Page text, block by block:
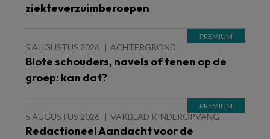
ziekteverzuimberoepen
5 AUGUSTUS 2026 ACHTERGROND
Blote schouders, navels of tenen op de
groep: kan dat?
5 AUGUSTUS 2026 VAKBLAD KINDEROPVANG
Redactioneel Aandacht voor de